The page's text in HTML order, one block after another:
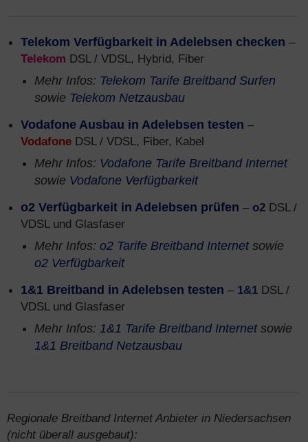
Telekom Verfügbarkeit in Adelebsen checken –
Telekom DSL / VDSL, Hybrid, Fiber
Mehr Infos: Telekom Tarife Breitband Surfen
sowie Telekom Netzausbau
Vodafone Ausbau in Adelebsen testen –
Vodafone DSL / VDSL, Fiber, Kabel
Mehr Infos: Vodafone Tarife Breitband Internet
sowie Vodafone Verfügbarkeit
o2 Verfügbarkeit in Adelebsen prüfen – o2 DSL /
VDSL und Glasfaser
Mehr Infos: o2 Tarife Breitband Internetsowie
o2 Verfügbarkeit
1&1 Breitband in Adelebsen testen – 1&1 DSL /
VDSL und Glasfaser
Mehr Infos: 1&1 Tarife Breitband Internetsowie
1&1 Breitband Netzausbau
Regionale Breitband Internet Anbieter in Niedersachsen
(nicht überall ausgebaut):